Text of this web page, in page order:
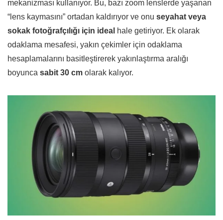
mekanizması kullanıyor. Bu, bazı zoom lenslerde yaşanan
“lens kaymasını” ortadan kaldırıyor ve onu seyahat veya
sokak fotoğrafçılığı için ideal hale getiriyor. Ek olarak
odaklama mesafesi, yakın çekimler için odaklama
hesaplamalarını basitleştirerek yakınlaştırma aralığı
boyunca sabit 30 cm olarak kalıyor.